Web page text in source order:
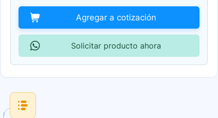
Agregar a cotización
Solicitar producto ahora